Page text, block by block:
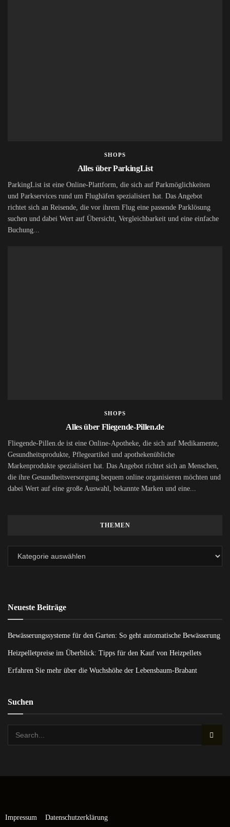
SHOPS
Alles über ParkingList
ParkingList ist eine Online-Plattform, die sich auf Parkmöglichkeiten
und Parkservices rund um Flughäfen spezialisiert hat. Das Angebot
richtet sich an Reisende, die vor ihrem Flug eine passende Parklösung
suchen und dabei Wert auf Übersicht, Vergleichbarkeit und eine einfache
Buchung...
SHOPS
Alles über Fliegende-Pillen.de
Fliegende-Pillen.de ist eine Online-Apotheke, die sich auf Medikamente,
Gesundheitsprodukte, Pflegeartikel und apothekenübliche
Markenprodukte spezialisiert hat. Das Angebot richtet sich an Menschen,
die ihre Gesundheitsversorgung bequem online organisieren möchten und
dabei Wert auf eine große Auswahl, bekannte Marken und eine...
THEMEN
Neueste Beiträge
Bewässerungssysteme für den Garten: So geht automatische Bewässerung
Heizpelletpreise im Überblick: Tipps für den Kauf von Heizpellets
Erfahren Sie mehr über die Wuchshöhe der Lebensbaum-Brabant
Suchen
Impressum Datenschutzerklärung